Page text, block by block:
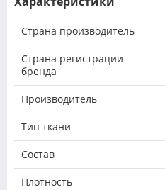
Страна производитель
Страна регистрации
бренда
Производитель
Тип ткани
Состав
Плотность